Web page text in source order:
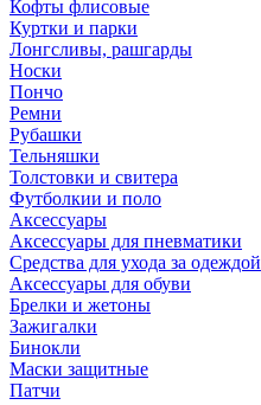
Кофты флисовые
Куртки и парки
Лонгсливы, рашгарды
Носки
Пончо
Ремни
Рубашки
Тельняшки
Толстовки и свитера
Футболкии и поло
Аксессуары
Аксессуары для пневматики
Средства для ухода за одеждой
Аксессуары для обуви
Брелки и жетоны
Зажигалки
Бинокли
Маски защитные
Патчи